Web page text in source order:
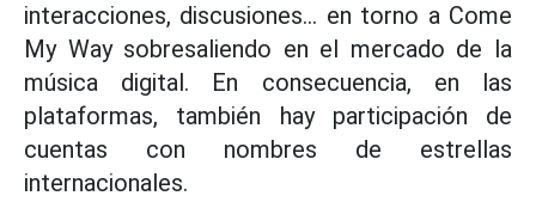
interacciones, discusiones... en torno a Come
My Way sobresaliendo en el mercado de la
música digital. En consecuencia, en las
plataformas, también hay participación de
cuentas con nombres de estrellas
internacionales.